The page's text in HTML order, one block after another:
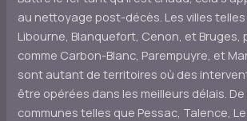
au nettoyage post-décès. Les villes telles
Libourne, Blanquefort, Cenon, et Bruges,
comme Carbon-Blanc, Parempuyre, et
sont autant de territoires où des
être opérées dans les meilleurs délais. De
communes telles que Pessac, Talence,